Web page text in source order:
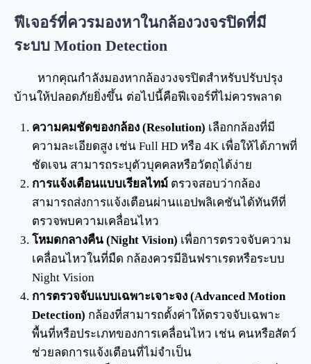
ฟีเจอร์ที่ควรมองหาในกล้องวงจรปิดที่มี
ระบบ Motion Detection
หากคุณกำลังมองหากล้องวงจรปิดสำหรับปรับปรุง
บ้านให้ปลอดภัยยิ่งขึ้น ต่อไปนี้คือฟีเจอร์ที่ไม่ควรพลาด
ความคมชัดของกล้อง (Resolution) เลือกกล้องที่มี
ความละเอียดสูง เช่น Full HD หรือ 4K เพื่อให้ได้ภาพที่
ชัดเจน สามารถระบุตัวบุคคลหรือวัตถุได้ง่าย
การแจ้งเตือนแบบเรียลไทม์ตรวจสอบว่ากล้อง
สามารถส่งการแจ้งเตือนผ่านแอปพลิเคชันได้ทันทีที่
ตรวจพบความเคลื่อนไหว
โหมดกลางคืน (Night Vision) เพื่อการตรวจจับความ
เคลื่อนไหวในที่มืด กล้องควรมีอินฟราเรดหรือระบบ
Night Vision
การตรวจจับแบบเฉพาะเจาะจง (Advanced Motion
Detection) กล้องที่สามารถตั้งค่าให้ตรวจจับเฉพาะ
พื้นที่หรือประเภทของการเคลื่อนไหว เช่น คนหรือสัตว์
ช่วยลดการแจ้งเตือนที่ไม่จำเป็น